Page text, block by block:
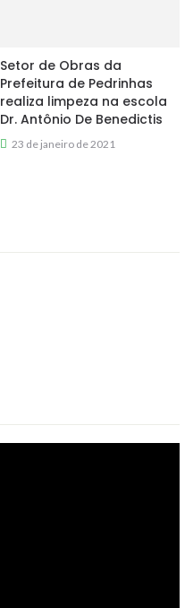
Setor de Obras da
Prefeitura de Pedrinhas
realiza limpeza na escola
Dr. Antônio De Benedictis
23 de janeiro de 2021